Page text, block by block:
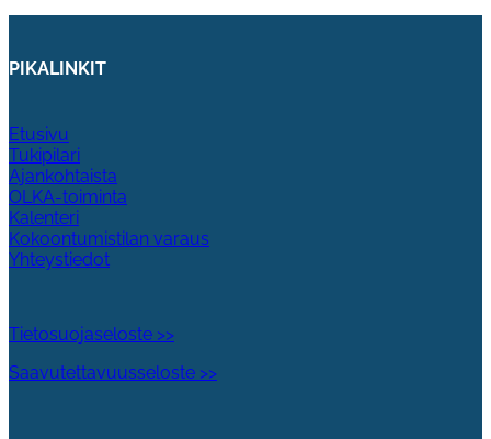
PIKALINKIT
Etusivu
Tukipilari
Ajankohtaista
OLKA-toiminta
Kalenteri
Kokoontumistilan varaus
Yhteystiedot
Tietosuojaseloste >>
Saavutettavuusseloste >>